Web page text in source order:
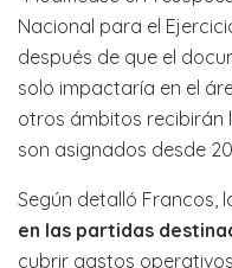
Nacional para el
después de que el
solo impactaría en el
otros ámbitos recibirán
son asignados desde
Según detalló Francos,
en las partidas
cubrir gastos